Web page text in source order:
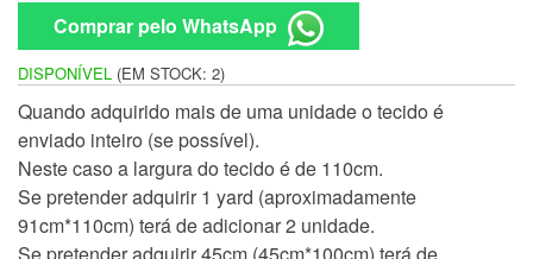
Comprar pelo WhatsApp
DISPONÍVEL (EM STOCK: 2)
Quando adquirido mais de uma unidade o tecido é
enviado inteiro (se possível).
Neste caso a largura do tecido é de 110cm.
Se pretender adquirir 1 yard (aproximadamente
91cm*110cm) terá de adicionar 2 unidade.